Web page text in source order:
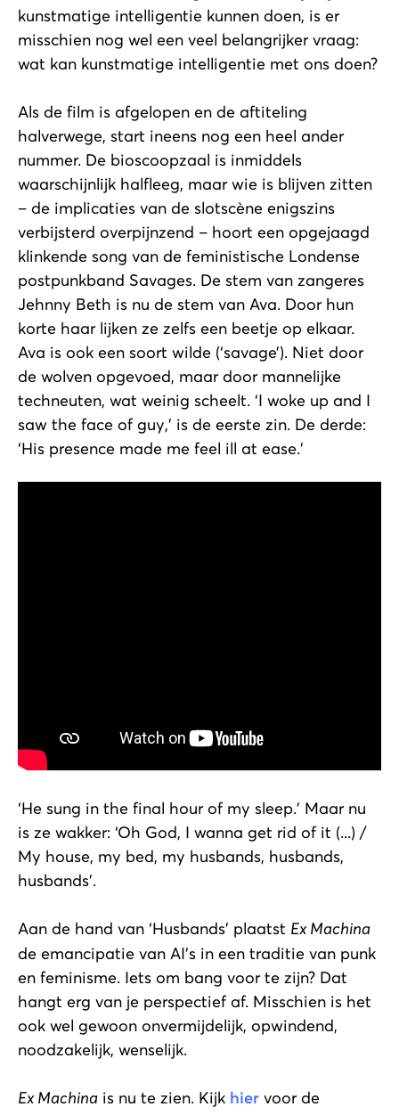
kunstmatige intelligentie kunnen doen, is er
misschien nog wel een veel belangrijker vraag:
wat kan kunstmatige intelligentie met ons doen?
Als de film is afgelopen en de aftiteling
halverwege, start ineens nog een heel ander
nummer. De bioscoopzaal is inmiddels
waarschijnlijk halfleeg, maar wie is blijven zitten
– de implicaties van de slotscène enigszins
verbijsterd overpijnzend – hoort een opgejaagd
klinkende song van de feministische Londense
postpunkband Savages. De stem van zangeres
Jehnny Beth is nu de stem van Ava. Door hun
korte haar lijken ze zelfs een beetje op elkaar.
Ava is ook een soort wilde (‘savage’). Niet door
de wolven opgevoed, maar door mannelijke
techneuten, wat weinig scheelt. ‘I woke up and I
saw the face of guy,’ is de eerste zin. De derde:
‘His presence made me feel ill at ease.’
‘He sung in the final hour of my sleep.’ Maar nu
is ze wakker: ‘Oh God, I wanna get rid of it (...) /
My house, my bed, my husbands, husbands,
husbands’.
Aan de hand van ‘Husbands’ plaatst Ex Machina
de emancipatie van AI’s in een traditie van punk
en feminisme. Iets om bang voor te zijn? Dat
hangt erg van je perspectief af. Misschien is het
ook wel gewoon onvermijdelijk, opwindend,
noodzakelijk, wenselijk.
Ex Machina is nu te zien. Kijk hier voor de